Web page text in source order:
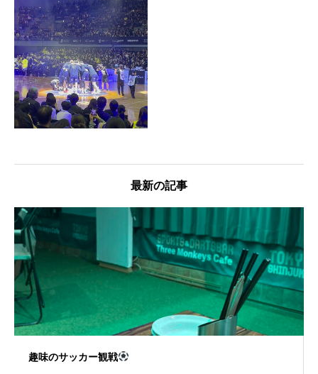
最新の記事
趣味のサッカー観戦